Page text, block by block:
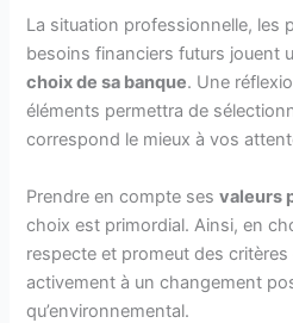
La situation professionnelle, les
besoins financiers futurs jouent
choix de sa banque. Une
éléments permettra de
correspond le mieux à vos
Prendre en compte sesvaleurs
choix est primordial. Ainsi, en
respecte et promeut des
activement à un changement
qu’environnemental.